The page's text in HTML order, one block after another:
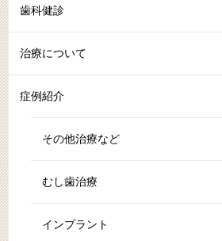
歯科健診
治療について
症例紹介
その他治療など
むし歯治療
インプラント